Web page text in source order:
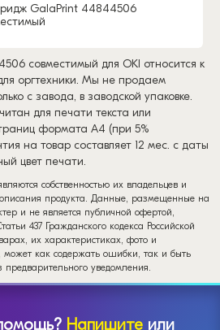
GalaPrint 44844506
совместимый для OKI относится к
оргтехники. Мы не продаем
с завода, в заводской упаковке.
для печати текста или
формата А4 (при 5%
на товар составляет 12 мес. с даты
цвет печати.
собственностью их владельцев и
продукта. Данные, размещенные на
и не является публичной офертой,
437 Гражданского кодекса Российской
их характеристиках, фото и
может как содержать ошибки, так и быть
уведомления.
Напишите или